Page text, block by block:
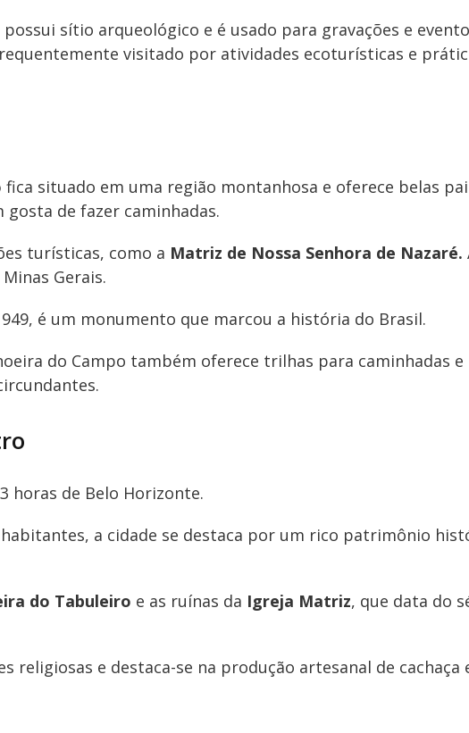
sítio arqueológico e é usado para gravações e
visitado por atividades ecoturísticas e
fica situado em uma região montanhosa e oferece belas
de fazer caminhadas.
turísticas, como a Matriz de Nossa Senhora de Nazaré.
Gerais.
é um monumento que marcou a história do Brasil.
do Campo também oferece trilhas para caminhadas e
horas de Belo Horizonte.
a cidade se destaca por um rico patrimônio
do Tabuleiro e as ruínas da Igreja Matriz, que data do
religiosas e destaca-se na produção artesanal de cachaça